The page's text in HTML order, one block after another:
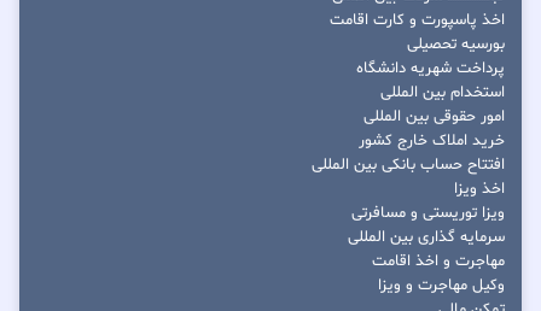
اخذ پاسپورت و کارت اقامت
بورسیه تحصیلی
پرداخت شهریه دانشگاه
استخدام بین المللی
امور حقوقی بین المللی
خرید املاک خارج کشور
افتتاح حساب بانکی بین المللی
اخذ ویزا
ویزا توریستی و مسافرتی
سرمایه گذاری بین المللی
مهاجرت و اخذ اقامت
وکیل مهاجرت و ویزا